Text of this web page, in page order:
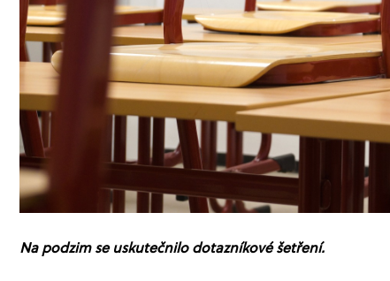
Na podzim se uskutečnilo dotazníkové šetření.